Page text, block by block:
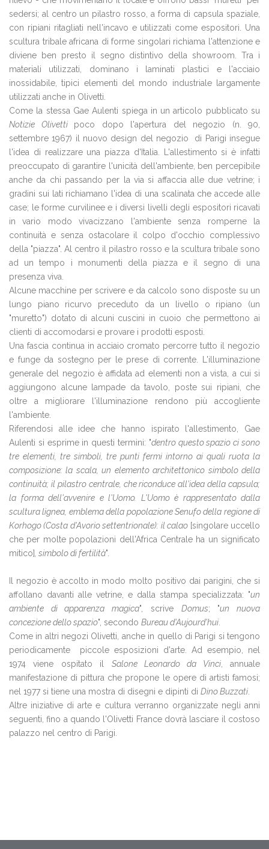
sedersi; al centro un pilastro rosso, a forma di capsula spaziale,
con ripiani ritagliati nell'incavo e utilizzati come espositori. Una
scultura tribale africana di forme singolari richiama l'attenzione e
diviene ben presto il segno distintivo della showroom. Tra i
materiali utilizzati, dominano i laminati plastici e l'acciaio
inossidabile, tipici elementi del mondo industriale largamente
utilizzati anche in Olivetti.
Come la stessa Gae Aulenti spiega in un articolo pubblicato su
Notizie Olivetti poco dopo l'apertura del negozio (n. 90,
settembre 1967) il nuovo design del negozio di Parigi insegue
l'idea di realizzare una piazza d'Italia. L'allestimento si è infatti
preoccupato di garantire l'unicità dell'ambiente, ben percepibile
anche da chi passando per la via si affaccia alle due vetrine; i
gradini sui lati richiamano l'idea di una scalinata che accede alle
case; le forme curvilinee e i diversi livelli degli espositori ricavati
in vario modo vivacizzano l'ambiente senza romperne la
continuità e senza ostacolare il colpo d'occhio complessivo
della "piazza". Al centro il pilastro rosso e la scultura tribale sono
ad un tempo i monumenti della piazza e il segno di una
presenza viva.
Alcune macchine per scrivere e da calcolo sono disposte su un
lungo piano ricurvo preceduto da un livello o ripiano (un
"muretto") dotato di alcuni cuscini in cuoio che permettono ai
clienti di accomodarsi e provare i prodotti esposti.
Una fascia continua in acciaio cromato percorre tutto il negozio
e funge da sostegno per le prese di corrente. L'illuminazione
generale del negozio è affidata ad elementi non a vista, a cui si
aggiungono alcune lampade da tavolo, poste sui ripiani, che
oltre a migliorare l'illuminazione rendono più accogliente
l'ambiente.
Riferendosi alle idee che hanno ispirato l'allestimento, Gae
Aulenti si esprime in questi termini: "dentro questo spazio ci sono
tre elementi, tre simboli, tre punti fermi intorno ai quali ruota la
composizione: la scala, un elemento architettonico simbolo della
continuità; il pilastro centrale, che riconduce all'idea della capsula;
la forma dell'avvenire e l'Uomo. L'Uomo è rappresentato dalla
scultura lignea, emblema della popolazione Senufo della regione di
Korhogo (Costa d'Avorio settentrionale): il calao [singolare uccello
che per molte popolazioni dell'Africa Centrale ha un significato
mitico] , simbolo di fertilità".
Il negozio è accolto in modo molto positivo dai parigini, che si
affollano davanti alle vetrine, e dalla stampa specializzata: "un
ambiente di apparenza magica", scrive Domus; "un nuova
concezione dello spazio", secondo Bureau d'Aujourd'hui
Come in altri negozi Olivetti, anche in quello di Parigi si tengono
periodicamente piccole esposizioni d'arte. Ad esempio, nel
1974 viene ospitato il Salone Leonardo da Vinci, annuale
manifestazione di pittura che propone le opere di artisti famosi;
nel 1977 si tiene una mostra di disegni e dipinti di Dino Buzzati
Altre iniziative di arte e cultura verranno organizzate negli anni
seguenti, fino a quando l'Olivetti France dovrà lasciare il costoso
palazzo nel centro di Parigi.